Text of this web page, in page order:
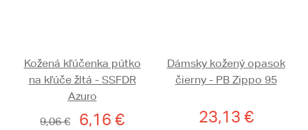
Kožená kľúčenka pútko
na kľúče žltá - SSFDR
Azuro
9,06 €
6,16 €
Dámsky kožený opasok
čierny - PB Zippo 95
23,13 €